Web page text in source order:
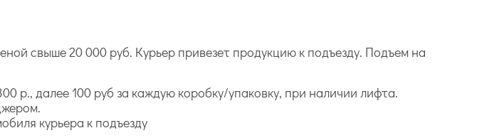
свыше 20 000 руб. Курьер привезет продукцию к подъезду. Подъем на
р., далее 100 руб за каждую коробку/упаковку, при наличии лифта.
курьера к подъезду